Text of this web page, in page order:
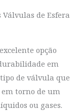
de Esfera
opção
em
de válvula que
torno de um
ou gases.